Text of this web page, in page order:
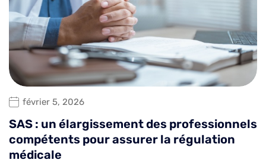
février 5, 2026
SAS : un élargissement des professionnels
compétents pour assurer la régulation
médicale